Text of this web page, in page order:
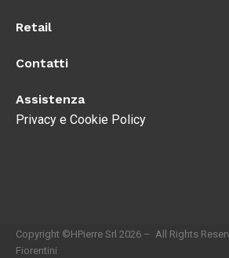
Retail
Contatti
Assistenza
Privacy e Cookie Policy
Copyright ©HPierre Srl 2026 – All Rights
Fiorentini